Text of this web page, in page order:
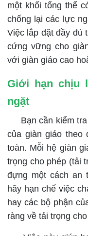
một khối tổng thể
chống lại các lực
Việc lắp đặt đầy đủ
cứng vững cho
với giàn giáo cao
Giới hạn chịu
ngặt
Bạn cần kiểm
của giàn giáo theo
toàn. Mỗi hệ giàn
trọng cho phép (tải
đựng một cách an
hãy hạn chế việc
hay các bộ phận
ràng về tải trọng